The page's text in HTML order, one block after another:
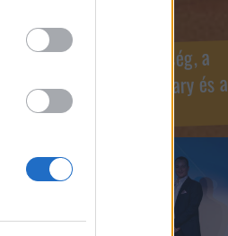
Magyar Marketing Szövetség, a
KREATÍV, az Internet Hungary és a
turizmus szakma díjai